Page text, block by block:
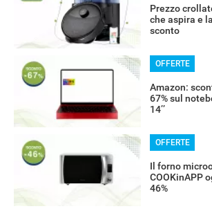
Prezzo
che aspira e
sconto
OFFERTE
Amazon:
67% sul
14’’
OFFERTE
Il forno
COOKinAPP
46%